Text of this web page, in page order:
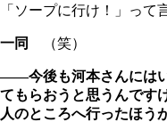
「ソープに行け！」って
一同 （笑）
――今後も河本さんには
てもらおうと思うんです
人のところへ行ったほう